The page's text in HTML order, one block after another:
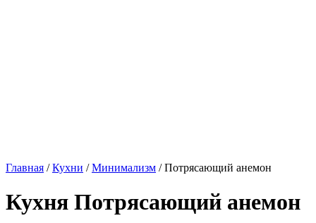
Главная /Кухни /Минимализм / Потрясающий анемон
Кухня Потрясающий анемон